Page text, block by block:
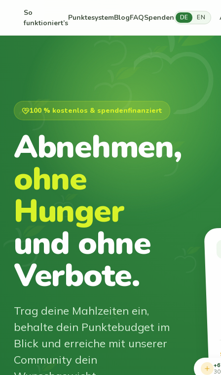
So
funktioniert’s
PunktesystemBlogFAQSpenden DE EN
100 % kostenlos & spendenfinanziert
Abnehmen,
ohne
Hunger
und ohne
Verbote.
Trag deine Mahlzeiten ein,
behalte dein Punktebudget im
Blick und erreiche mit unserer
Community dein